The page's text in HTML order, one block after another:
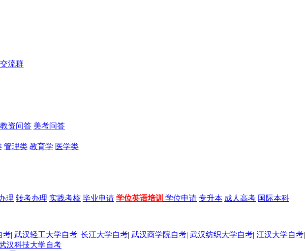
流群
教资问答 美考问答
管理类 教育学 医学类
理 转考办理 实践考核 毕业申请 学位英语培训 学位申请 专升本 成人高考 国际本科
考| 武汉轻工大学自考| 长江大学自考| 武汉商学院自考| 武汉纺织大学自考| 江汉大学自考|
汉科技大学自考